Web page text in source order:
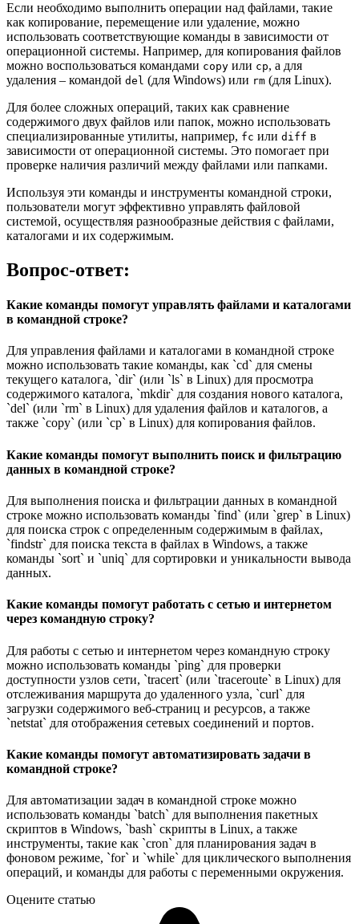
Если необходимо выполнить операции над файлами, такие
как копирование, перемещение или удаление, можно
использовать соответствующие команды в зависимости от
операционной системы. Например, для копирования файлов
можно воспользоваться командами copy или cp, а для
удаления – командой del (для Windows) или rm (для Linux).
Для более сложных операций, таких как сравнение
содержимого двух файлов или папок, можно использовать
специализированные утилиты, например, fc или diff в
зависимости от операционной системы. Это помогает при
проверке наличия различий между файлами или папками.
Используя эти команды и инструменты командной строки,
пользователи могут эффективно управлять файловой
системой, осуществляя разнообразные действия с файлами,
каталогами и их содержимым.
Вопрос-ответ:
Какие команды помогут управлять файлами и каталогами
в командной строке?
Для управления файлами и каталогами в командной строке
можно использовать такие команды, как `cd` для смены
текущего каталога, `dir` (или `ls` в Linux) для просмотра
содержимого каталога, `mkdir` для создания нового каталога,
`del` (или `rm` в Linux) для удаления файлов и каталогов, а
также `copy` (или `cp` в Linux) для копирования файлов.
Какие команды помогут выполнить поиск и фильтрацию
данных в командной строке?
Для выполнения поиска и фильтрации данных в командной
строке можно использовать команды `find` (или `grep` в Linux)
для поиска строк с определенным содержимым в файлах,
`findstr` для поиска текста в файлах в Windows, а также
команды `sort` и `uniq` для сортировки и уникальности вывода
данных.
Какие команды помогут работать с сетью и интернетом
через командную строку?
Для работы с сетью и интернетом через командную строку
можно использовать команды `ping` для проверки
доступности узлов сети, `tracert` (или `traceroute` в Linux) для
отслеживания маршрута до удаленного узла, `curl` для
загрузки содержимого веб-страниц и ресурсов, а также
`netstat` для отображения сетевых соединений и портов.
Какие команды помогут автоматизировать задачи в
командной строке?
Для автоматизации задач в командной строке можно
использовать команды `batch` для выполнения пакетных
скриптов в Windows, `bash` скрипты в Linux, а также
инструменты, такие как `cron` для планирования задач в
фоновом режиме, `for` и `while` для циклического выполнения
операций, и команды для работы с переменными окружения.
Оцените статью